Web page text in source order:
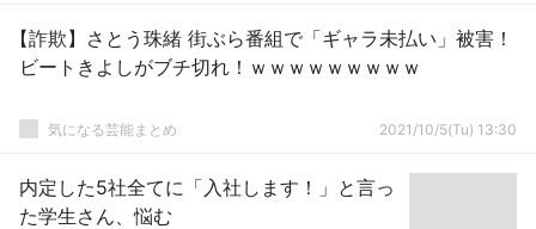
【詐欺】さとう珠緒 街ぶら番組で「ギャラ未払い」被害！
ビートきよしがブチ切れ！ｗｗｗｗｗｗｗｗｗ
気になる芸能まとめ 2021/10/5(Tu) 13:30
内定した5社全てに「入社します！」と言っ
た学生さん、悩む